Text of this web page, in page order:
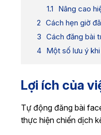
Nâng cao
Cách hẹn giờ
Cách đăng bài
Một số lưu ý
Lợi ích của
Tự động đăng bài
thực hiện chiến dịch